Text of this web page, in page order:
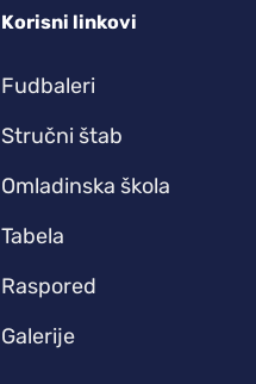
Korisni linkovi
Fudbaleri
Stručni štab
Omladinska škola
Tabela
Raspored
Galerije